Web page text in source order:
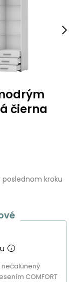
čierna
kroku
nečalúnený
COMFORT